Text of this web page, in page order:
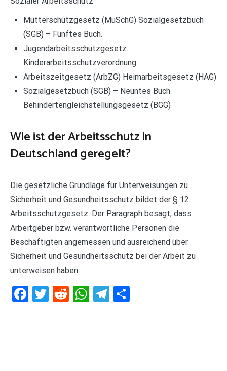
Mutterschutzgesetz (MuSchG) Sozialgesetzbuch
(SGB) – Fünftes Buch.
Jugendarbeitsschutzgesetz.
Kinderarbeitsschutzverordnung.
Arbeitszeitgesetz (ArbZG) Heimarbeitsgesetz (HAG)
Sozialgesetzbuch (SGB) – Neuntes Buch.
Behindertengleichstellungsgesetz (BGG)
Wie ist der Arbeitsschutz in
Deutschland geregelt?
Die gesetzliche Grundlage für Unterweisungen zu
Sicherheit und Gesundheitsschutz bildet der § 12
Arbeitsschutzgesetz. Der Paragraph besagt, dass
Arbeitgeber bzw. verantwortliche Personen die
Beschäftigten angemessen und ausreichend über
Sicherheit und Gesundheitsschutz bei der Arbeit zu
unterweisen haben.
Facebook
Twitter
RedditWhatsApp
Telegram